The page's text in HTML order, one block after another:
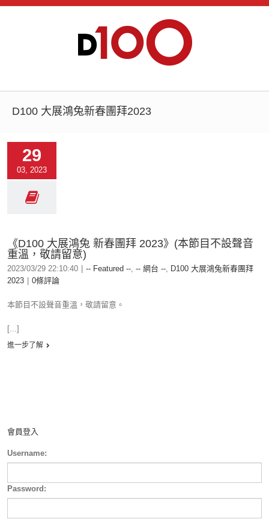
D100 大展鴻兔新春團拜2023
29
03, 2023
《D100 大展鴻兔 新春團拜 2023》(本節目不設聲音
重溫，敬請留意)
2023/03/29 22:10:40 -- Featured --, -- 網台 --, D100 大展鴻兔新春團拜
2023
0條評論
本節目不設聲音重溫，敬請留意。
[...]
進一步了解
會員登入
Username:
Password: